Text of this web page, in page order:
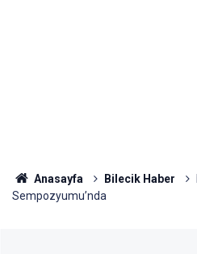
Anasayfa Bilecik Haber
Sempozyumu’nda